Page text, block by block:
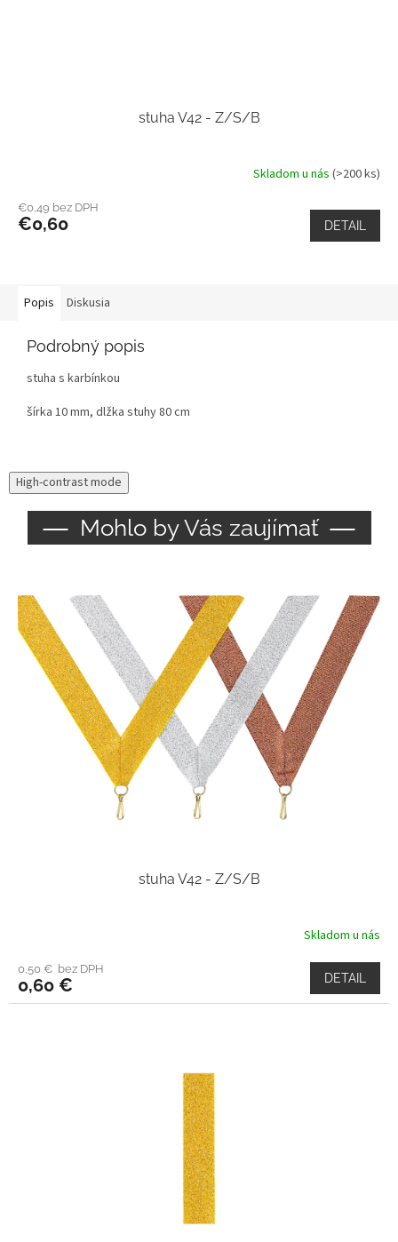
stuha V42 - Z/S/B
Skladom u nás (>200 ks)
€0,49 bez DPH
€0,60 DETAIL
Popis Diskusia
Podrobný popis
stuha s karbínkou
šírka 10 mm, dlžka stuhy 80 cm
High-contrast mode
Mohlo by Vás zaujímať
stuha V42 - Z/S/B
Skladom u nás
0,50 € bez DPH
0,60 € DETAIL